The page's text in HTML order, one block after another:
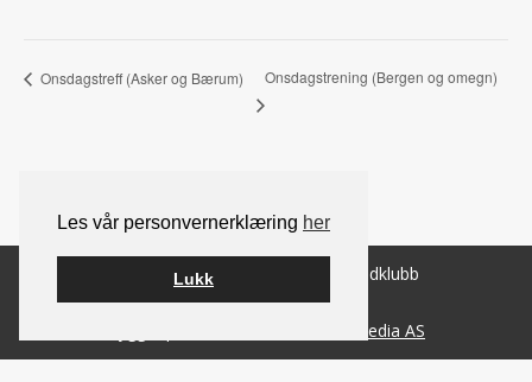
Les vår personvernerklæring her
Lukk
Onsdagstreff (Asker og Bærum) Onsdagstrening (Bergen og omegn)
© 2026 Norsk Berner Sennenhundklubb
Smart Media AS